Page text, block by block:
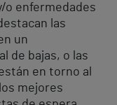
o enfermedades
las
un
de bajas, o las
en torno al
mejores